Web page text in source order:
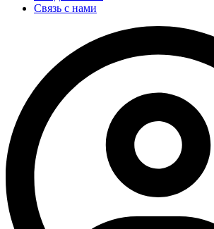
Связь с нами